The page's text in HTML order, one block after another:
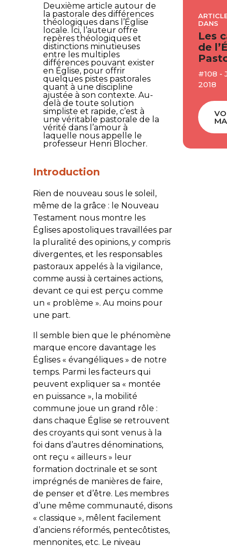
Deuxième article autour de
la pastorale des différences
théologiques dans l’Église
locale. Ici, l’auteur offre
repères théologiques et
distinctions minutieuses
entre les multiples
différences pouvant exister
en Église, pour offrir
quelques pistes pastorales
quant à une discipline
ajustée à son contexte. Au-
delà de toute solution
simpliste et rapide, c’est à
une véritable pastorale de la
vérité dans l’amour à
laquelle nous appelle le
professeur Henri Blocher.
Introduction
Rien de nouveau sous le soleil,
même de la grâce : le Nouveau
Testament nous montre les
Églises apostoliques travaillées par
la pluralité des opinions, y compris
divergentes, et les responsables
pastoraux appelés à la vigilance,
comme aussi à certaines actions,
devant ce qui est perçu comme
un « problème ». Au moins pour
une part.
Il semble bien que le phénomène
marque encore davantage les
Églises « évangéliques » de notre
temps. Parmi les facteurs qui
peuvent expliquer sa « montée
en puissance », la mobilité
commune joue un grand rôle :
dans chaque Église se retrouvent
des croyants qui sont venus à la
foi dans d’autres dénominations,
ont reçu « ailleurs » leur
formation doctrinale et se sont
imprégnés de manières de faire,
de penser et d’être. Les membres
d’une même communauté, disons
« classique », mêlent facilement
d’anciens réformés, pentecôtistes,
mennonites, etc. Le niveau
DANS
Les
de
#108 -
2018